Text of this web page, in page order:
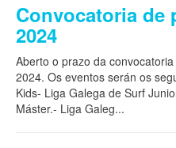
Convocatoria de
2024
Aberto o prazo da
2024. Os eventos serán os
Kids- Liga Galega de Surf
Máster.- Liga Galeg...